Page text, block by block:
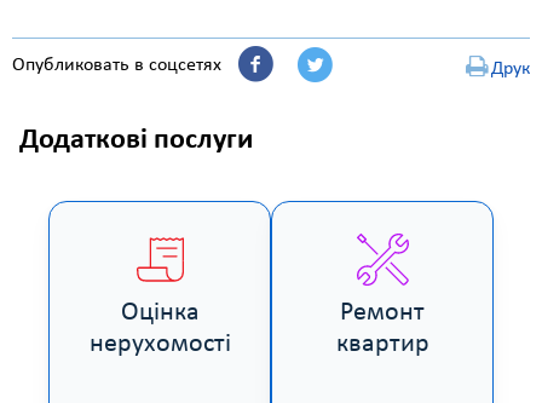
Опубликовать в соцсетях Друк
Додаткові послуги
Оцінка
нерухомості
Ремонт
квартир